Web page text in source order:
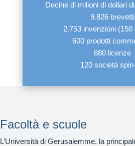
Decine di milioni di dollari
9.826 brevetti
2.753 invenzioni (150
600 prodotti
880 licenze
120 società
Facoltà e scuole
L’Università di Gerusalemme, la